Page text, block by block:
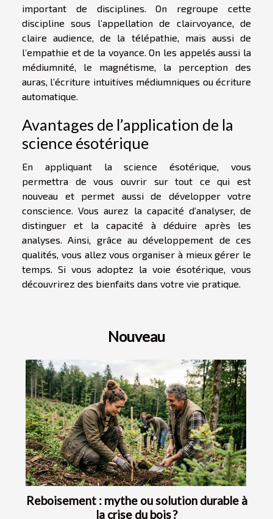
important de disciplines. On regroupe cette
discipline sous l’appellation de clairvoyance, de
claire audience, de la télépathie, mais aussi de
l’empathie et de la voyance. On les appelés aussi la
médiumnité, le magnétisme, la perception des
auras, l’écriture intuitives médiumniques ou écriture
automatique.
Avantages de l’application de la
science ésotérique
En appliquant la science ésotérique, vous
permettra de vous ouvrir sur tout ce qui est
nouveau et permet aussi de développer votre
conscience. Vous aurez la capacité d’analyser, de
distinguer et la capacité à déduire après les
analyses. Ainsi, grâce au développement de ces
qualités, vous allez vous organiser à mieux gérer le
temps. Si vous adoptez la voie ésotérique, vous
découvrirez des bienfaits dans votre vie pratique.
Nouveau
Reboisement : mythe ou solution durable à
la crise du bois ?